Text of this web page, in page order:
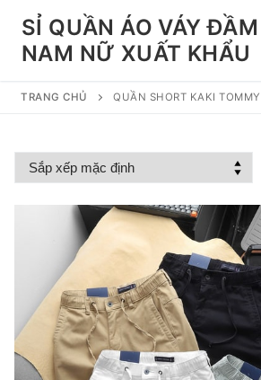
Chuyển
đếnSỈ QUẦN ÁO VÁY ĐẦM
NAM NỮ XUẤT KHẨU
TRANG CHỦ QUẦN SHORT KAKI TOMMY